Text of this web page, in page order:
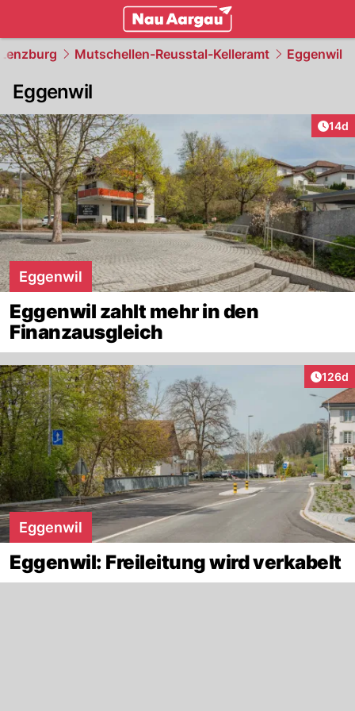
Lenzburg Mutschellen-Reusstal-Kelleramt Eggenwil
Eggenwil
14d
Eggenwil
Eggenwil zahlt mehr in den
Finanzausgleich
126d
Eggenwil
Eggenwil: Freileitung wird verkabelt